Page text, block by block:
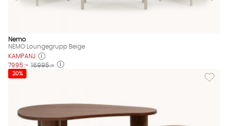
Nemo
NEMO Loungegrupp Beige
KAMPANJ
7995 :- 16995 :-
Lägg
20%